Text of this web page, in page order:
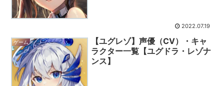
2022.07.19
ゲーム
【ユグレゾ】声優（CV）・キャ
ラクター一覧【ユグドラ・レゾナ
ンス】